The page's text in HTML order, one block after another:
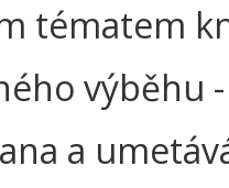
tématem
výběhu -
a